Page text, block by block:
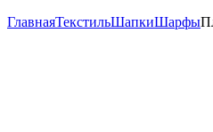
ГлавнаяТекстильШапкиШарфы